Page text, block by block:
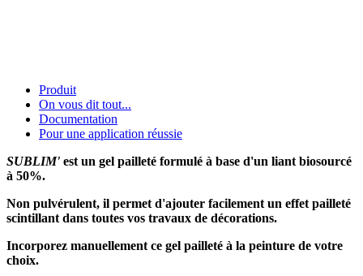
Produit
On vous dit tout...
Documentation
Pour une application réussie
SUBLIM' est un gel pailleté formulé à base d'un liant biosourcé
à 50%.
Non pulvérulent, il permet d'ajouter facilement un effet pailleté
scintillant dans toutes vos travaux de décorations.
Incorporez manuellement ce gel pailleté à la peinture de votre
choix.